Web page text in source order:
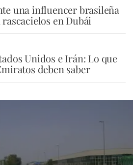
una influencer brasileña
en Dubái
Unidos e Irán: Lo que
deben saber